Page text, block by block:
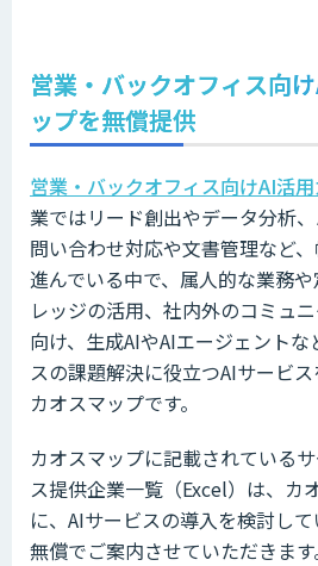
営業・バックオフィス向
ップを無償提供
営業・バックオフィス向けAI活
業ではリード創出やデータ分析
問い合わせ対応や文書管理など
進んでいる中で、属人的な業務
レッジの活用、社内外のコミュ
向け、生成AIやAIエージェント
スの課題解決に役立つAIサービ
カオスマップです。
カオスマップに記載されている
ス提供企業一覧（Excel）は、カ
に、AIサービスの導入を検討し
無償でご案内させていただきます